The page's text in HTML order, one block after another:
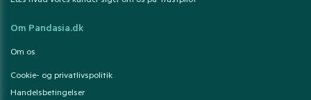
Om Pandasia.dk
Om os
Cookie- og privatlivspolitik
Handelsbetingelser